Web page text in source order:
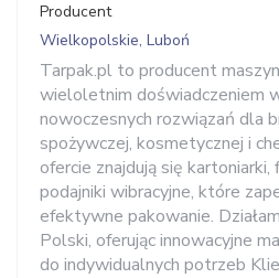
Producent
Wielkopolskie, Luboń
Tarpak.pl to producent
wieloletnim doświadczeniem
nowoczesnych rozwiązań dla
spożywczej, kosmetycznej i
ofercie znajdują się
podajniki wibracyjne, które
efektywne pakowanie.
Polski, oferując innowacyjne
do indywidualnych potrzeb